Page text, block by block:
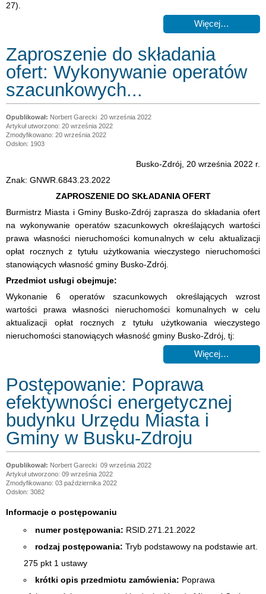
27).
Więcej…
Zaproszenie do składania
ofert: Wykonywanie operatów
szacunkowych...
Norbert Garecki 20 września 2022
Artykuł utworzono: 20 września 2022
Zmodyfikowano: 20 września 2022
Odsłon: 1903
Busko-Zdrój, 20 września 2022 r.
Znak: GNWR.6843.23.2022
ZAPROSZENIE DO SKŁADANIA OFERT
Burmistrz Miasta i Gminy Busko-Zdrój zaprasza do składania ofert
na wykonywanie operatów szacunkowych określających wartości
prawa własności nieruchomości komunalnych w celu aktualizacji
opłat rocznych z tytułu użytkowania wieczystego nieruchomości
stanowiących własność gminy Busko-Zdrój.
Przedmiot usługi obejmuje:
Wykonanie 6 operatów szacunkowych określających wzrost
wartości prawa własności nieruchomości komunalnych w celu
aktualizacji opłat rocznych z tytułu użytkowania wieczystego
nieruchomości stanowiących własność gminy Busko-Zdrój, tj:
Więcej…
Postępowanie: Poprawa
efektywności energetycznej
budynku Urzędu Miasta i
Gminy w Busku-Zdroju
Norbert Garecki 09 września 2022
Artykuł utworzono: 09 września 2022
Zmodyfikowano: 03 października 2022
Odsłon: 3082
Informacje o postępowaniu
numer postępowania: RSID.271.21.2022
rodzaj postępowania: Tryb podstawowy na podstawie art.
275 pkt 1 ustawy
krótki opis przedmiotu zamówienia: Poprawa